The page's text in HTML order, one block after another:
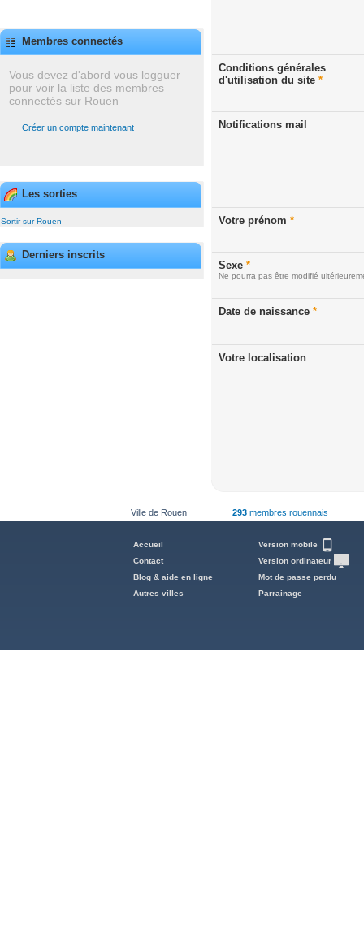
Membres connectés
Vous devez d'abord vous logguer
pour voir la liste des membres
connectés sur Rouen
Créer un compte maintenant
Les sorties
Sortir sur Rouen
Derniers inscrits
Conditions générales
d'utilisation du site *
Notifications mail
Votre prénom *
Sexe *
Ne pourra pas être modifié
Date de naissance *
Votre localisation
Ville de Rouen 293 membres rouennais
Accueil
Contact
Blog & aide en ligne
Autres villes
Version mobile
Version ordinateur
Mot de passe perdu
Parrainage